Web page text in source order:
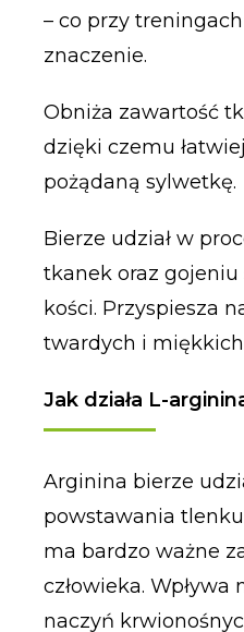
– co przy
znaczenie.
Obniża zawartość
dzięki czemu
pożądaną sylwetkę.
Bierze udział w
tkanek oraz gojeniu
kości. Przyspiesza
twardych i
Jak działa L-
Arginina bierze
powstawania
ma bardzo ważne
człowieka. Wpływa
naczyń